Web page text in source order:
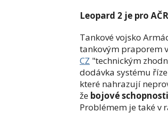
Leopard 2 je pro
Tankové vojsko
tankovým praporem
CZ "technickým
dodávka systému
které nahrazují
že bojové
Problémem je také v